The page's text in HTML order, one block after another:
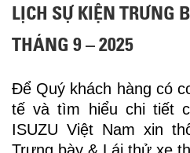
LỊCH SỰ KIỆN TRƯNG
THÁNG 9 – 2025
Để Quý khách hàng có
tế và tìm hiểu chi tiết
ISUZU Việt Nam xin